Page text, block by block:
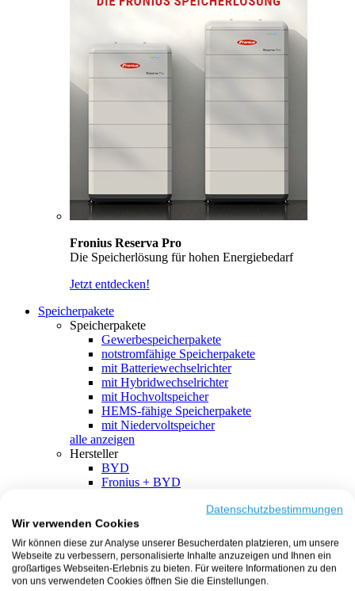
Fronius Reserva Pro
Die Speicherlösung für hohen Energiebedarf
Jetzt entdecken!
Speicherpakete
Speicherpakete
Gewerbespeicherpakete
notstromfähige Speicherpakete
mit Batteriewechselrichter
mit Hybridwechselrichter
mit Hochvoltspeicher
HEMS-fähige Speicherpakete
mit Niedervoltspeicher
alle anzeigen
Hersteller
BYD
Fronius + BYD
SMA + BYD
EcoFlow
EcoFlow + EcoFlow
FENECON
FENECON + FENECON
Datenschutzbestimmungen
Wir verwenden Cookies
Wir können diese zur Analyse unserer Besucherdaten platzieren, um unsere
Webseite zu verbessern, personalisierte Inhalte anzuzeigen und Ihnen ein
großartiges Webseiten-Erlebnis zu bieten. Für weitere Informationen zu den
von uns verwendeten Cookies öffnen Sie die Einstellungen.